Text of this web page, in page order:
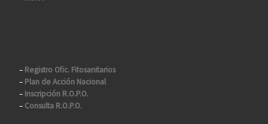
– Registro Ofic. Fitosanitarios
– Plan de Acción Nacional
– Inscripción R.O.P.O.
– Consulta R.O.P.O.